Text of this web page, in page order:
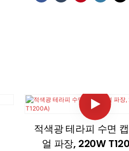
적색광 테라피 수면
얼 파장, 220W